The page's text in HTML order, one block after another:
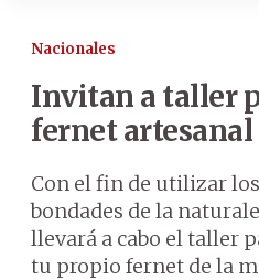
Nacionales
Invitan a taller
fernet artesanal
Con el fin de utilizar
bondades de la
llevará a cabo el taller
tu propio fernet de la